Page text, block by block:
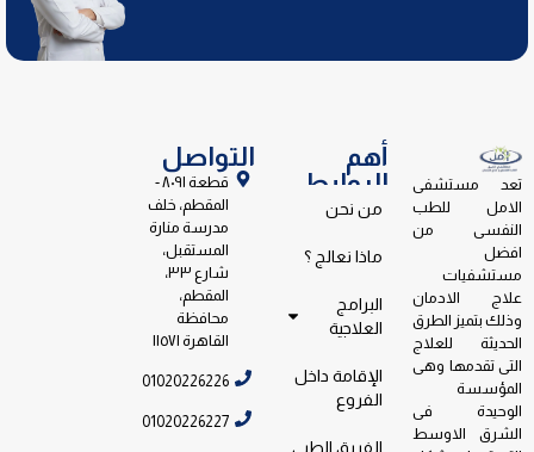
تعد مستشفى
الامل للطب
النفسى من
افضل
مستشفيات
علاج الادمان
وذلك بتميز الطرق
الحديثة للعلاج
التى تقدمها وهى
المؤسسة
الوحيدة فى
الشرق الاوسط
أهم
الروابط
من نحن
ماذا نعالج ؟
البرامج
العلاجية
الإقامة داخل
الفروع
الفريق الطبي
التواصل
قطعة ٨٠٩١ -
المقطم، خلف
مدرسة منارة
المستقبل،
شارع ٣٣،
المقطم،
محافظة
القاهرة ١١٥٧١
01020226226
01020226227